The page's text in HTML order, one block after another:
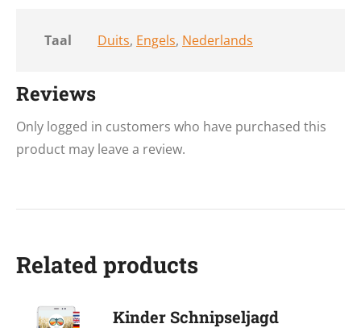
Taal Duits, Engels, Nederlands
Reviews
Only logged in customers who have purchased this
product may leave a review.
Related products
Kinder Schnipseljagd